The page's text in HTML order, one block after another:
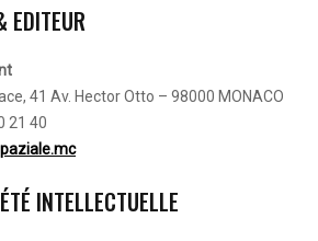
EDITEUR
41 Av. Hector Otto – 98000 MONACO
21 40
INTELLECTUELLE